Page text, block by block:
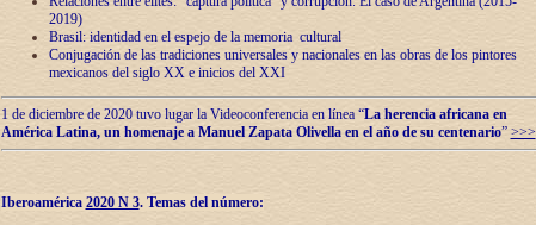
2019)
Brasil: identidad en el espejo de la memoria cultural
Conjugación de las tradiciones universales y nacionales en las obras de los pintores
mexicanos del siglo XX e inicios del XXI
1 de diciembre de 2020 tuvo lugar la Videoconferencia en línea “La herencia africana en
América Latina, un homenaje a Manuel Zapata Olivella en el año de su centenario” >>>
Iberoamérica 2020 N 3.Temas del número: